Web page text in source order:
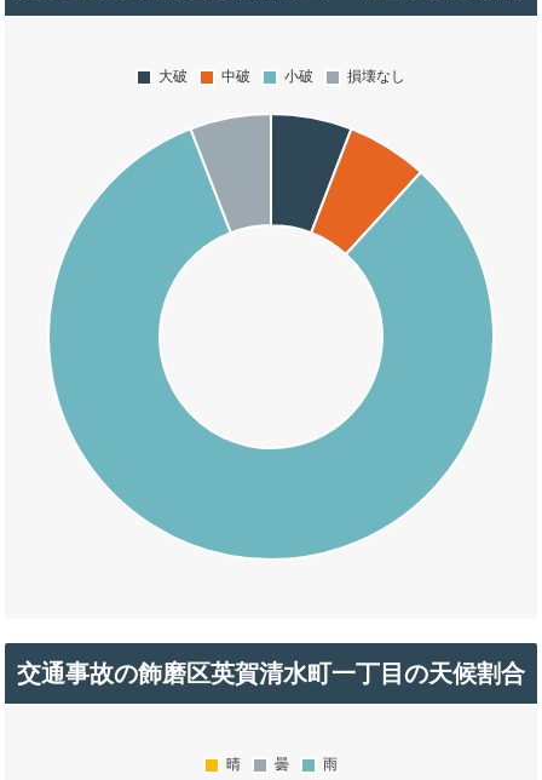
交通事故の飾磨区英賀清水町一丁目の天候割合